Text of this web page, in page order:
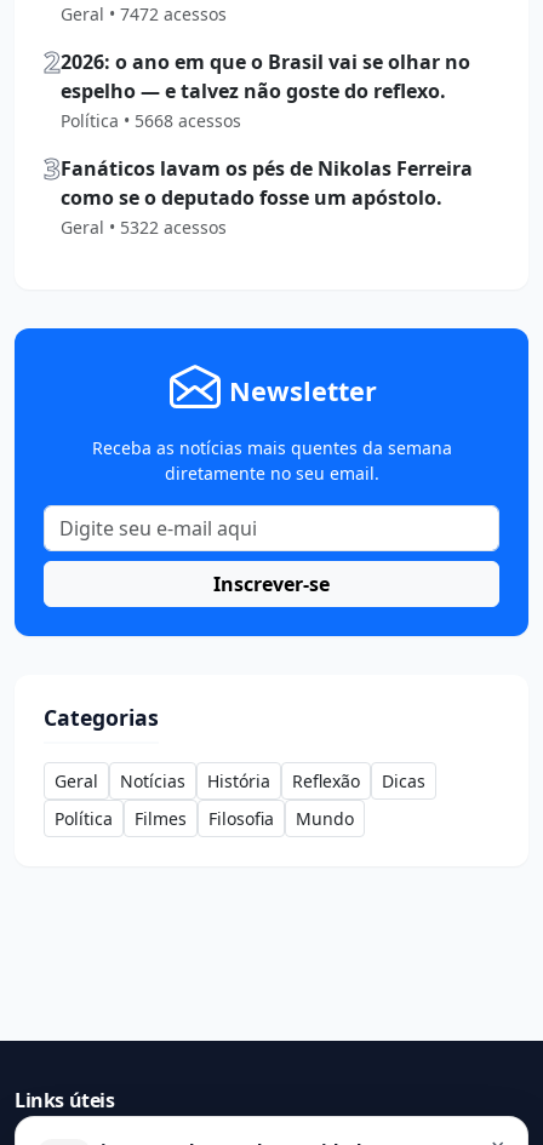
Geral • 7472 acessos
22026: o ano em que o Brasil vai se olhar no
espelho — e talvez não goste do reflexo.
Política • 5668 acessos
3Fanáticos lavam os pés de Nikolas Ferreira
como se o deputado fosse um apóstolo.
Geral • 5322 acessos
Newsletter
Receba as notícias mais quentes da semana
diretamente no seu email.
Inscrever-se
Categorias
Geral Notícias História Reflexão
Dicas
Política
Filmes Filosofia Mundo
Links úteis